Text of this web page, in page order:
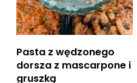
Dodaj do koszyka
Pasta z wędzonego
dorsza z mascarpone i
gruszką